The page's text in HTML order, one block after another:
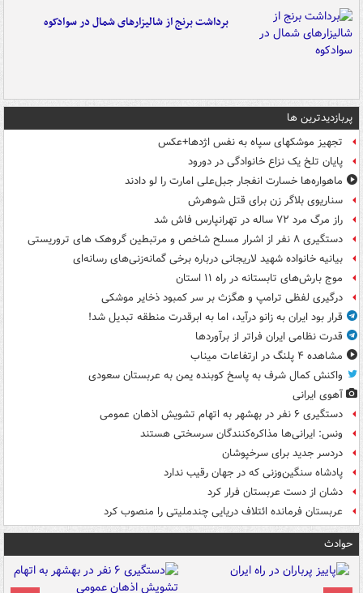
برداشت برنج از شالیزارهای شمال در سوادکوه
پربازدیدترین ها
تجهیز موشکهای سپاه به نفس اژدها+عکس
پایان تلخ یک نزاع خانوادگی در دورود
ماهواره‌ها خسارت انفجار جبل‌علی امارت را لو دادند
سناریوی بلاگر زن برای قتل شوهرش
راز مرگ مرد ۷۲ ساله در تهرانپارس فاش شد
دستگیری ۸ نفر از اشرار مسلح شاخص و مرتبطین گروهک های تروریستی
بیانیه خانواده شهید لاریجانی درباره برخی گمانه‌زنی‌های رسانه‌ای
موج بارش‌های تابستانه در راه ۱۱ استان
درگیری لفظی ترامپ و هگزث بر سر کمبود ذخایر موشکی
قرار بود ایران به زانو درآید، اما به ابرقدرت منطقه تبدیل شد!
قدرت نظامی ایران فراتر از برآوردها
مشاهده ۴ پلنگ در ارتفاعات میناب
واکنش کمال شرف به پاسخ کوبنده یمن به عربستان سعودی
آهوی ایرانی
دستگیری ۶ نفر در بهشهر به اتهام تشویش اذهان عمومی
ونس: ایرانی‌ها مذاکره‌کنندگان سرسختی هستند
دردسر جدید برای سرخپوشان
پادشاه سنگین‌وزنی که در جهان رقیب ندارد
دشان از دست عربستان فرار کرد
عربستان فرمانده ائتلاف دریایی چندملیتی را منصوب کرد
حوادث